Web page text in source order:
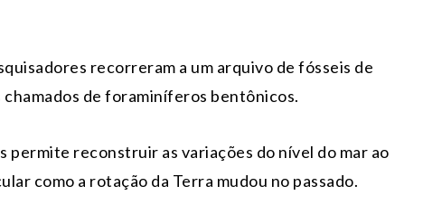
recorreram a um arquivo de fósseis de
de foraminíferos bentônicos.
permite reconstruir as variações do nível do mar ao
como a rotação da Terra mudou no passado.